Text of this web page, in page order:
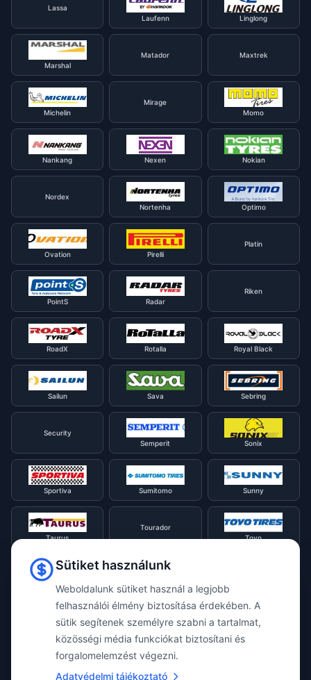
Lassa
Laufenn
Linglong
Marshal
Matador Maxtrek
Michelin
Mirage
Momo
Nankang Nexen Nokian
Nordex
Nortenha
Optimo
Ovation Pirelli
Platin
PointS Radar
Riken
RoadX Rotalla Royal Black
Sailun Sava Sebring
Security
Semperit
Sonix
Sportiva Sumitomo Sunny
Taurus
Tourador
Toyo
Tracmax
Triangle
Viking Voyager
Sütiket használunk
Weboldalunk sütiket használ a legjobb
felhasználói élmény biztosítása érdekében. A
sütik segítenek személyre szabni a tartalmat,
közösségi média funkciókat biztosítani és
forgalomelemzést végezni.
Adatvédelmi tájékoztató